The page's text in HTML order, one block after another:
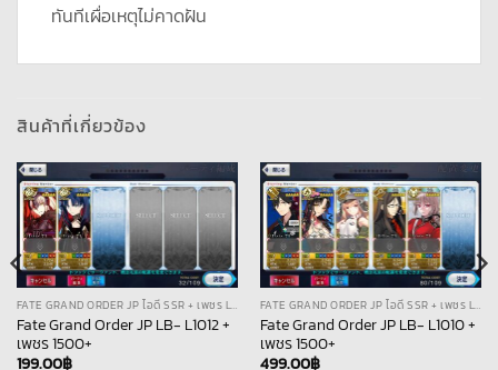
ทันทีเผื่อเหตุไม่คาดฝัน
สินค้าที่เกี่ยวข้อง
FATE GRAND ORDER JP ไอดี SSR + เพชร LB
Fate Grand Order JP LB- L1012 +
เพชร 1500+
199.00฿
FATE GRAND ORDER JP ไอดี SSR + เพชร LB
Fate Grand Order JP LB- L1010 +
เพชร 1500+
499.00฿